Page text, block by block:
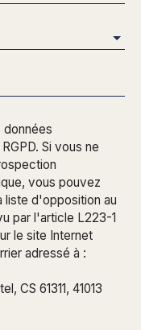
Si vous ne
vous pouvez
liste d'opposition au
par l'article L223-1
le site Internet
adressé à :
CS 61311, 41013